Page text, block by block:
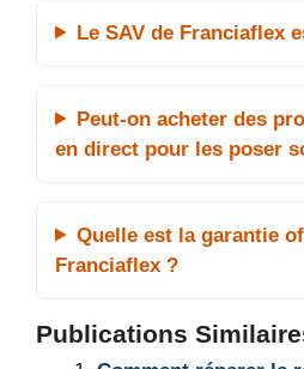
Le SAV de Franciaflex
Peut-on acheter des
en direct pour les poser
Quelle est la garantie
Franciaflex ?
Publications